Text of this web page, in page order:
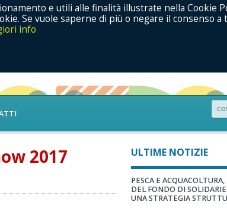
2017 ULTIME NOTIZIE
PESCA E
DEL FONDO DI
UNA STRATEGIA
e utili alle finalità illustrate nella Cookie
Se vuole saperne di più o negare il consenso
info